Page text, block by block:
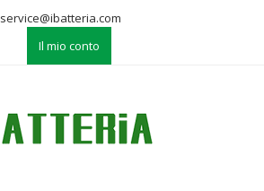
service@ibatteria.com
Il mio conto